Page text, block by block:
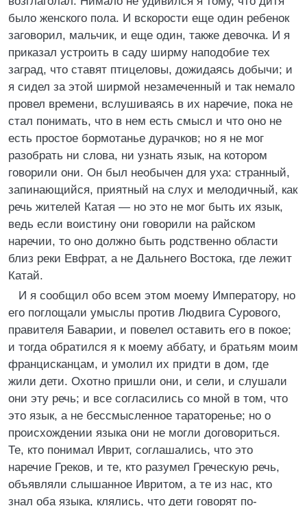
было женского пола. И вскорости еще один ребенок
заговорил, мальчик, и еще один, также девочка. И я
приказал устроить в саду ширму наподобие тех
заград, что ставят птицеловы, дожидаясь добычи; и
я сидел за этой ширмой незамеченный и так немало
провел времени, вслушиваясь в их наречие, пока не
стал понимать, что в нем есть смысл и что оно не
есть простое бормотанье дурачков; но я не мог
разобрать ни слова, ни узнать язык, на котором
говорили они. Он был необычен для уха: странный,
запинающийся, приятный на слух и мелодичный, как
речь жителей Катая — но это не мог быть их язык,
ведь если воистину они говорили на райском
наречии, то оно должно быть родственно области
близ реки Евфрат, а не Дальнего Востока, где лежит
Катай.
И я сообщил обо всем этом моему Императору, но
его поглощали умыслы против Людвига Сурового,
правителя Баварии, и повелел оставить его в покое;
и тогда обратился я к моему аббату, и братьям моим
францисканцам, и умолил их придти в дом, где
жили дети. Охотно пришли они, и сели, и слушали
они эту речь; и все согласились со мной в том, что
это язык, а не бессмысленное тараторенье; но о
происхождении языка они не могли договориться.
Те, кто понимал Иврит, соглашались, что это
наречие Греков, и те, кто разумел Греческую речь,
объявляли слышанное Ивритом, а те из нас, кто
знал оба языка, клялись, что дети говорят по-